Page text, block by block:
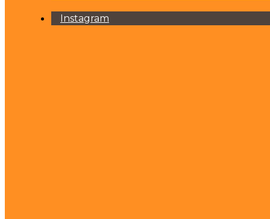
Instagram